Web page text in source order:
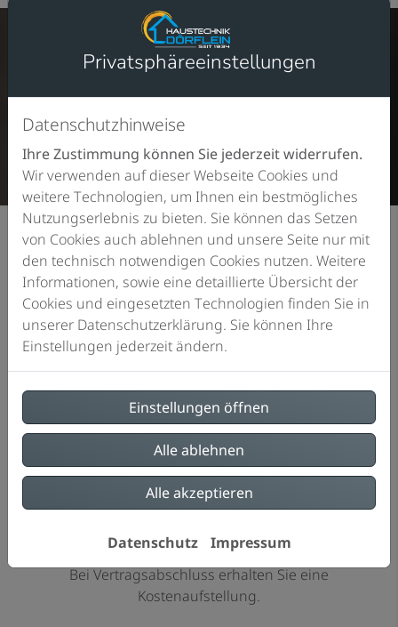
In uns finden Sie den richtigen Partner für
Planung, Beratung und Ausführung
Gute Gründe für Haustechnik Dörflein
Experten für Ihr Projekt
Unser Team ist bestens ausgebildet und setzt Ihr
Projekt sicher und termingerecht um.
Kostenübersicht
Bei Vertragsabschluss erhalten Sie eine
Kostenaufstellung.
Privatsphäre­einstellungen
Datenschutzhinweise
Ihre Zustimmung können Sie jederzeit widerrufen.
Wir verwenden auf dieser Webseite Cookies und
weitere Technologien, um Ihnen ein bestmögliches
Nutzungserlebnis zu bieten. Sie können das Setzen
von Cookies auch ablehnen und unsere Seite nur mit
den technisch notwendigen Cookies nutzen. Weitere
Informationen, sowie eine detaillierte Übersicht der
Cookies und eingesetzten Technologien finden Sie in
unserer Datenschutzerklärung. Sie können Ihre
Einstellungen jederzeit ändern.
Einstellungen öffnen
Alle ablehnen
Alle akzeptieren
Datenschutz Impressum